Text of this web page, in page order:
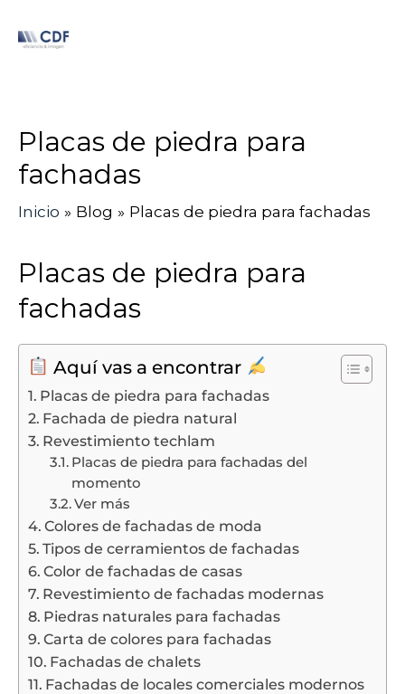
Placas de piedra para
fachadas
Inicio Blog Placas de piedra para fachadas
Placas de piedra para
fachadas
Aquí vas a encontrar
Placas de piedra para fachadas
Fachada de piedra natural
Revestimiento techlam
Placas de piedra para fachadas del
momento
Ver más
Colores de fachadas de moda
Tipos de cerramientos de fachadas
Color de fachadas de casas
Revestimiento de fachadas modernas
Piedras naturales para fachadas
Carta de colores para fachadas
Fachadas de chalets
Fachadas de locales comerciales modernos
de
entradas